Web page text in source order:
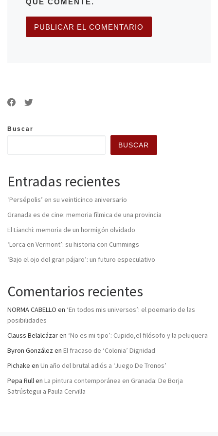
QUE COMENTE.
Buscar
BUSCAR
Entradas recientes
‘Persépolis’ en su veinticinco aniversario
Granada es de cine: memoria fílmica de una provincia
El Lianchi: memoria de un hormigón olvidado
‘Lorca en Vermont’: su historia con Cummings
‘Bajo el ojo del gran pájaro’: un futuro especulativo
Comentarios recientes
NORMA CABELLO en ‘En todos mis universos’: el poemario de las
posibilidades
Clauss Belalcázaren ‘No es mi tipo’: Cupido,el filósofo y la peluquera
Byron González en El fracaso de ‘Colonia’ Dignidad
Pichake en Un año del brutal adiós a ‘Juego De Tronos’
Pepa Rullen La pintura contemporánea en Granada: De Borja
Satrústegui a Paula Cervilla